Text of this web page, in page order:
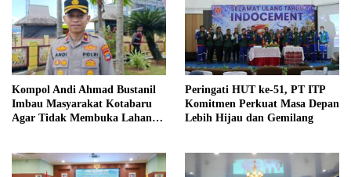
Kompol Andi Ahmad Bustanil
Imbau Masyarakat Kotabaru
Agar Tidak Membuka Lahan
Peringati HUT ke-51, PT ITP
Komitmen Perkuat Masa Depan
Lebih Hijau dan Gemilang